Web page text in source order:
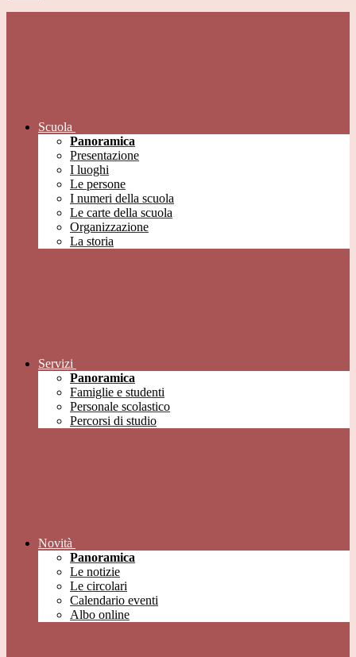
Scuola
Panoramica
Presentazione
I luoghi
Le persone
I numeri della scuola
Le carte della scuola
Organizzazione
La storia
Servizi
Panoramica
Famiglie e studenti
Personale scolastico
Percorsi di studio
Novità
Panoramica
Le notizie
Le circolari
Calendario eventi
Albo online